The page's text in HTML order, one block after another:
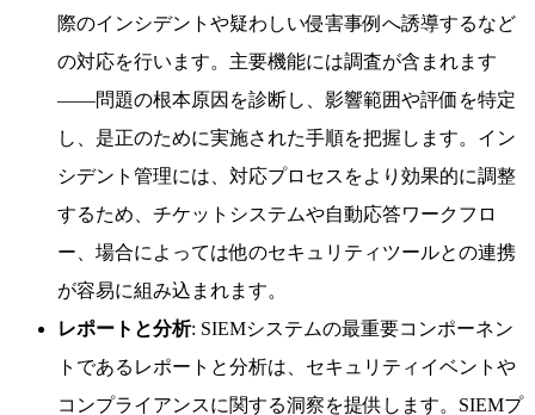
際のインシデントや疑わしい侵害事例へ誘導するなど
の対応を行います。主要機能には調査が含まれます
——問題の根本原因を診断し、影響範囲や評価を特定
し、是正のために実施された手順を把握します。イン
シデント管理には、対応プロセスをより効果的に調整
するため、チケットシステムや自動応答ワークフロ
ー、場合によっては他のセキュリティツールとの連携
が容易に組み込まれます。
レポートと分析: SIEMシステムの最重要コンポーネン
トであるレポートと分析は、セキュリティイベントや
コンプライアンスに関する洞察を提供します。SIEMプ